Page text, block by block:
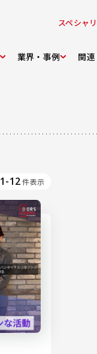
スペシャ
業界・事例 関
1-12件表示